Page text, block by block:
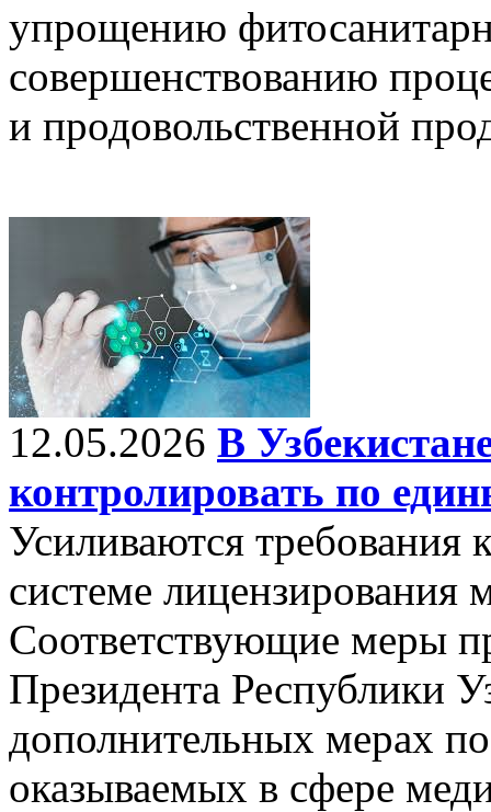
упрощению
совершенствованию
и продовольственной
12.05.2026 В
контролировать по
Усиливаются требования
системе лицензирования
Соответствующие меры
Президента Республики
дополнительных мерах
оказываемых в сфере